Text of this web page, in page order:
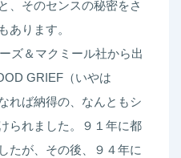
、そのセンスの秘密をさ
あります。
ズ＆マクミール社から出
GRIEF（いやは
れば納得の、なんともシ
られました。９１年に都
たが、その後、９４年に